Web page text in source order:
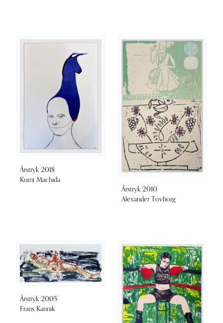
Årstryk 2018
Kumi Machida
Årstryk 2010
Alexander Tovborg
Årstryk 2005
Frans Kannik